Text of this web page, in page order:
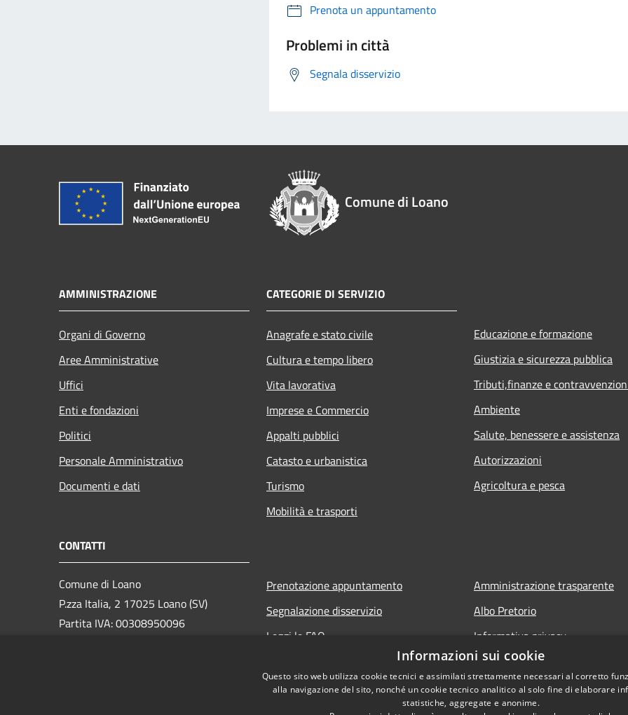
Prenota un appuntamento
Problemi in città
Segnala disservizio
Comune di Loano
AMMINISTRAZIONE
Organi di Governo
Aree Amministrative
Uffici
Enti e fondazioni
Politici
Personale Amministrativo
Documenti e dati
CATEGORIE DI SERVIZIO
Anagrafe e stato civile
Cultura e tempo libero
Vita lavorativa
Imprese e Commercio
Appalti pubblici
Catasto e urbanistica
Turismo
Mobilità e trasporti
Educazione e formazione
Giustizia e sicurezza pubblica
Tributi,finanze e
Ambiente
Salute, benessere e assistenza
Autorizzazioni
Agricoltura e pesca
CONTATTI
Comune di Loano
P.zza Italia, 2 17025 Loano (SV)
Partita IVA: 00308950096
Prenotazione appuntamento
Segnalazione disservizio
Leggi le FAQ
Amministrazione trasparente
Albo Pretorio
Informativa privacy
Note legali
Dichiarazione di accessibilità
Informazioni sui cookie
Questo sito web utilizza cookie tecnici e assimilati strettamente necessari al corretto
alla navigazione del sito, nonché un cookie tecnico analitico al solo fine di elaborare
statistiche, aggregate e anonime.